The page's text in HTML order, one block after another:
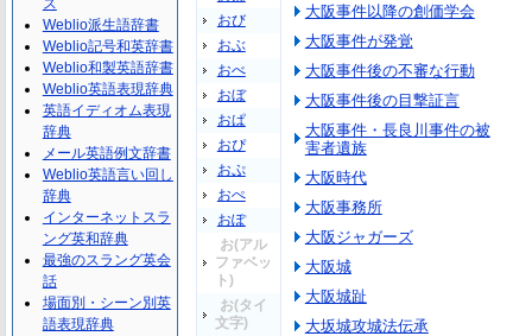
おび
おぶ
おべ
おぼ
おぱ
おぴ
おぷ
おぺ
おぽ
お(アル
ファベッ
ト)
お(タイ
文字)
大阪事件以降の創価学会
大阪事件が発覚
大阪事件後の不審な行動
大阪事件後の目撃証言
大阪事件・長良川事件の被
害者遺族
大阪時代
大阪事務所
大阪ジャガーズ
大阪城
大阪城趾
大坂城攻城法伝承
ス
Weblio派生語辞書
Weblio記号和英辞書
Weblio和製英語辞書
Weblio英語表現辞典
英語イディオム表現
辞典
メール英語例文辞書
Weblio英語言い回し
辞典
インターネットスラ
ング英和辞典
最強のスラング英会
話
場面別・シーン別英
語表現辞典